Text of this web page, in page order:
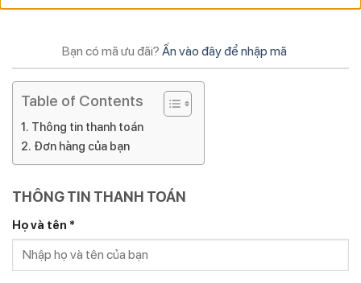
Bạn có mã ưu đãi? Ấn vào đây để nhập mã
Table of Contents
Thông tin thanh toán
Đơn hàng của bạn
THÔNG TIN THANH TOÁN
Họ và tên *